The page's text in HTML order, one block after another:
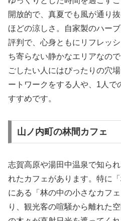
開放的で、真夏でも風が通り
ほどの涼しさ。自家製のハー
評判で、心身ともにリフレッ
ち寄らない静かなエリアなの
ごしたい人にはぴったりの穴
ートワークをする人や、1人で
すすめです。
山ノ内町の林間カフェ
志賀高原や湯田中温泉で知ら
れたカフェがあります。特に
にある「林の中の小さなカフ
り、観光客の喧騒から離れた